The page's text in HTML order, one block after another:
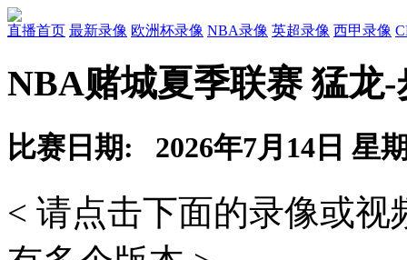
直播首页 最新录像 欧洲杯录像 NBA录像 英超录像 西甲录像
NBA赌城夏季联赛 猛龙
比赛日期: 2026年7月14日 星
< 请点击下面的录像或